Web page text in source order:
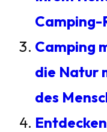
Camping-
Camping
die Natur
des